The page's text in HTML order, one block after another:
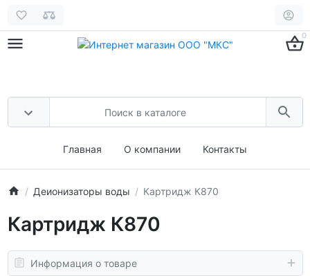
0
Главная О компании Контакты
Деионизаторы воды Картридж К870
Картридж К870
Информация о товаре